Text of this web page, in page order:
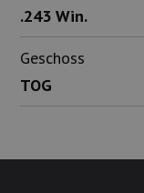
.243 Win.
Geschoss
TOG